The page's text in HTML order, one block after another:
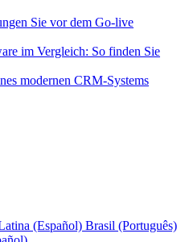
Sie vor dem Go-live
im Vergleich: So finden Sie
modernen CRM-Systems
(Español) Brasil (Português)